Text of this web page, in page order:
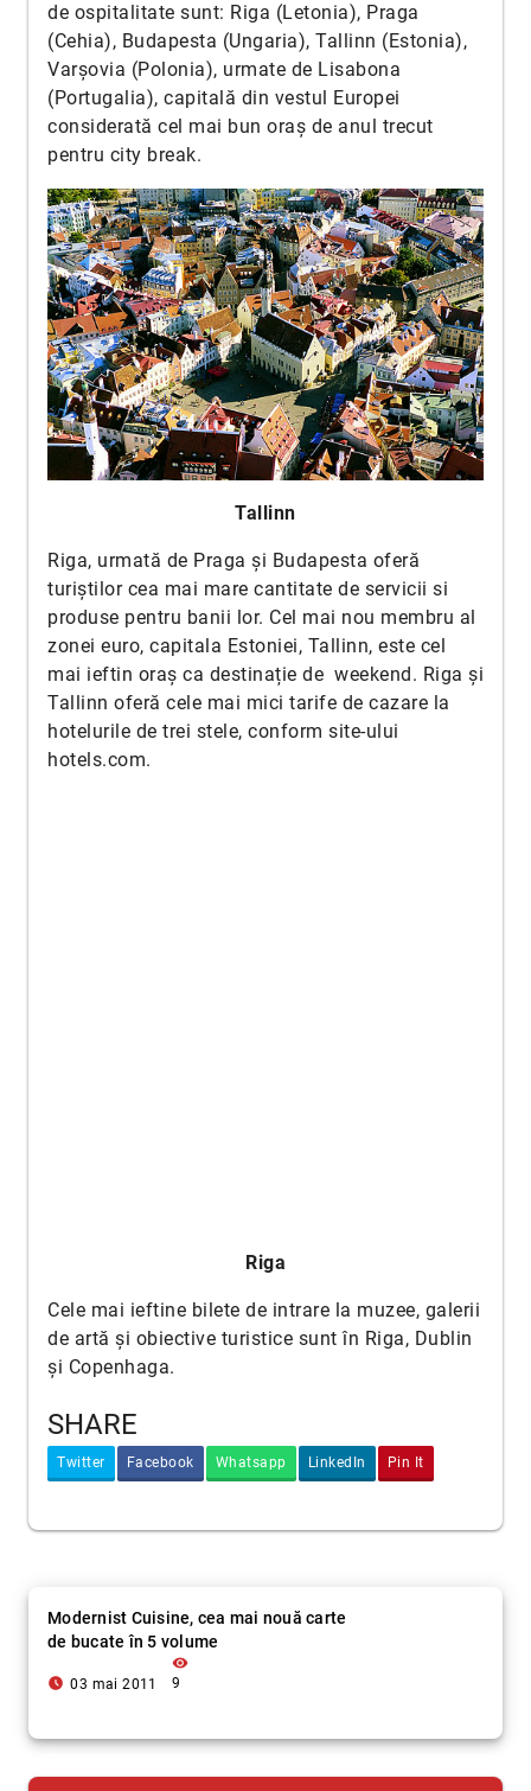
de ospitalitate sunt: Riga (Letonia), Praga
(Cehia), Budapesta (Ungaria), Tallinn (Estonia),
Varșovia (Polonia), urmate de Lisabona
(Portugalia), capitală din vestul Europei
considerată cel mai bun oraș de anul trecut
pentru city break.
Tallinn
Riga, urmată de Praga și Budapesta oferă
turiștilor cea mai mare cantitate de servicii si
produse pentru banii lor. Cel mai nou membru al
zonei euro, capitala Estoniei, Tallinn, este cel
mai ieftin oraș ca destinație de weekend. Riga și
Tallinn oferă cele mai mici tarife de cazare la
hotelurile de trei stele, conform site-ului
hotels.com.
Riga
Cele mai ieftine bilete de intrare la muzee, galerii
de artă și obiective turistice sunt în Riga, Dublin
și Copenhaga.
SHARE
Twitter Facebook Whatsapp LinkedIn Pin It
Modernist Cuisine, cea mai nouă carte
de bucate în 5 volume
access_time_filled 03 mai 2011
visibility
9